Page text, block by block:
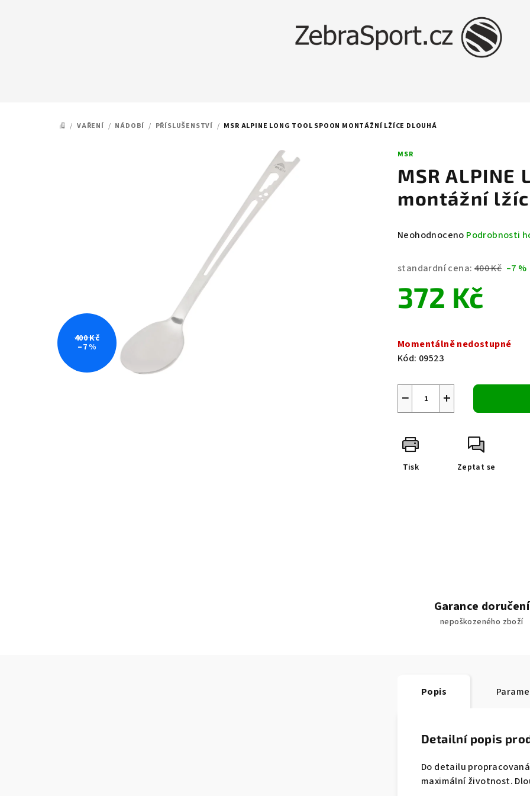
DOMŮ
/ VAŘENÍ / NÁDOBÍ / PŘÍSLUŠENSTVÍ / MSR ALPINE LONG TOOL SPOON MONTÁŽNÍ LŽÍCE DLOUHÁ
MSR
MSR ALPINE
montážní
Průměrné
produktu
0,0
z
Neohodnoceno Podrobnosti
standardní cena: 400 Kč –7 %
372 Kč
cena:
Momentálně nedostupné
Kód: 09523
+
−
Tisk Zeptat se
400 Kč
–7 %
Garance doručení
nepoškozeného zboží
Popis
Detailní popis
Do detailu
maximální životnost.